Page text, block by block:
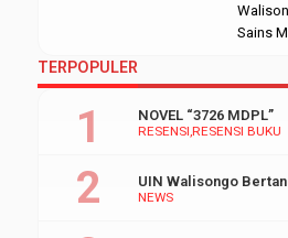
Sains
ini
TERPOPULER
RESENSI RESENSI BUKU
NOVEL “3726 MDPL”
NEWS
UIN Walisongo